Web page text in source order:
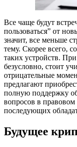
Все чаще будут
пользоваться” от
значит, все меньше
тему. Скорее всего,
таких устройств.
безусловно, стоит
отрицательные
предлагают
полную поддержку
вопросов в
последующих
Будущее